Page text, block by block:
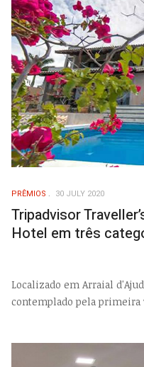
PRÊMIOS 30 JULY 2020
Tripadvisor
Hotel em três
Localizado em Arraial
contemplado pela primeira